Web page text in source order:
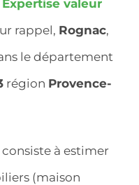
Expertise valeur
rappel, Rognac,
le département
région Provence-
consiste à estimer
(maison